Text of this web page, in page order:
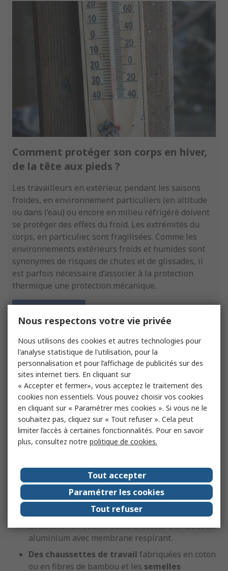
Comment protéger son corps en hiver,
de la tête aux pieds ?
Les travailleurs en extérieur, pendant les saisons
froides, en environnement particuliers (en altitude
ou dans l’eau) ou encore en milieu réfrigéré doivent
se protéger des effets du froid. Les extrémités du
corps, en particulier, sont fragilisées. Comme les
environnements extérieurs froids et humides sont
synonymes de risques de chutes et de glissades, il
est parfois nécessaire d’associer à la protection
thermique une protection mécanique.
Protéger ses extrémités de
la chaleur, en été
Des sandales de sécurité , avec des aérations
latérales, qui répondent à la norme anti-
dérapant, résistantes à la chaleur (jusqu’à 300
degrés), dotées de semelles intérieures antichocs
d’une coque de sécurité pour protéger les orteils.
Des chaussures fermées, avec tige textile en
maille aérée ou ajourée, pour une meilleure
respiration et évacuation de la transpiration,
antibactérien et anti-odeurs, dotées d’embout en
aluminium avec membrane respirant.
Des chaussettes de travail fabriquées en coton
ou en fibres de bambou et les semelles
Nous respectons votre vie privée
Nous utilisons des cookies et autres technologies pour
l'analyse statistique de l'utilisation, pour la
personnalisation et pour l’affichage de publicités sur des
sites internet tiers. En cliquant sur
« Accepter et fermer», vous acceptez le traitement des
cookies non essentiels. Vous pouvez choisir vos cookies
en cliquant sur « Paramétrer mes cookies ». Si vous ne le
souhaitez pas, cliquez sur « Tout refuser ». Cela peut
limiter l’accès à certaines fonctionnalités. Pour en savoir
plus, consultez notre politique de cookies.
Tout accepter
Paramétrer les cookies
Tout refuser